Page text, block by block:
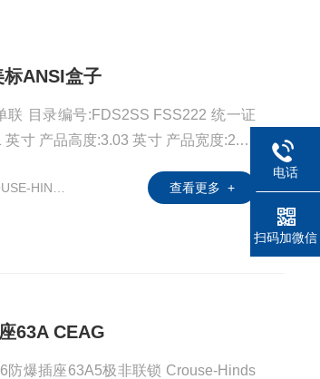
标ANSI盒子
目录编号:FDS2SS FSS222 统一证
寸 产品高度:3.03 英寸 产品宽度:2.94
FS和FD 查看更多 +
63A CEAG
防爆插座63A5极非联锁 Crouse-Hinds
电话
扫码加微信